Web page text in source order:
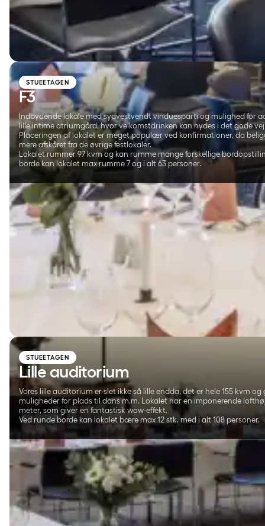
STUEETAGEN
F3
Indbydende lokale med sydvestvendt vinduesparti og mulighed for
lille intime atriumgård, hvor velkomstdrinken kan nydes i det gode
Placeringen af lokalet er meget populær ved konfirmationer, da
mere afskåret fra de øvrige festlokaler.
Lokalet rummer 97 kvm og kan rumme mange forskellige
borde kan lokalet max rumme 7 og i alt 63 personer.
STUEETAGEN
Lille auditorium
Vores lille auditorium er slet ikke så lille endda, det er hele 155 kvm og
muligheder for plads til dans m.m. Lokalet har en imponerende
meter, som giver en fantastisk wow-effekt.
Ved runde borde kan lokalet bære max 12 stk. med i alt 108 personer.